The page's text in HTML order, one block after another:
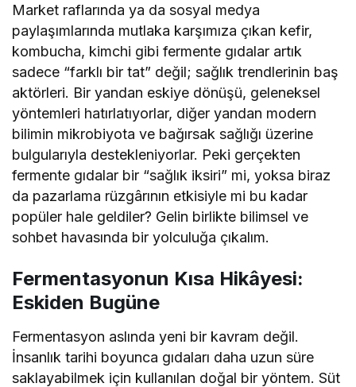
Market raflarında ya da sosyal medya
paylaşımlarında mutlaka karşımıza çıkan kefir,
kombucha, kimchi gibi fermente gıdalar artık
sadece “farklı bir tat” değil; sağlık trendlerinin baş
aktörleri. Bir yandan eskiye dönüşü, geleneksel
yöntemleri hatırlatıyorlar, diğer yandan modern
bilimin mikrobiyota ve bağırsak sağlığı üzerine
bulgularıyla destekleniyorlar. Peki gerçekten
fermente gıdalar bir “sağlık iksiri” mi, yoksa biraz
da pazarlama rüzgârının etkisiyle mi bu kadar
popüler hale geldiler? Gelin birlikte bilimsel ve
sohbet havasında bir yolculuğa çıkalım.
Fermentasyonun Kısa Hikâyesi:
Eskiden Bugüne
Fermentasyon aslında yeni bir kavram değil.
İnsanlık tarihi boyunca gıdaları daha uzun süre
saklayabilmek için kullanılan doğal bir yöntem. Süt